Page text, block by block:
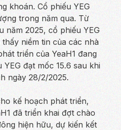
khoán. Cổ phiếu YEG
trong năm qua. Từ
năm 2025, cổ phiếu YEG
niềm tin của các nhà
triển của YeaH1 đang
đạt mốc 15.6 sau khi
ngày 28/2/2025.
kế hoạch phát triển,
đã triển khai đợt chào
hiện hữu, dự kiến kết